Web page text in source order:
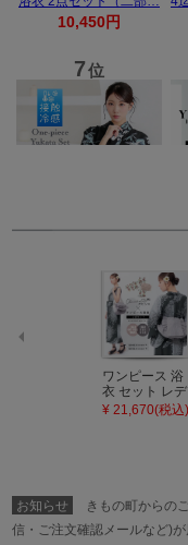
ワンピース 浴
衣 セット レデ
ィース 吸水速
乾 ポリエステ
シェ）「ラン
タン・夜の葉
音・金継ぎ・
¥ 21,670(税込)
お知らせ
きもの町からの
信・ご注文確認メールなど)